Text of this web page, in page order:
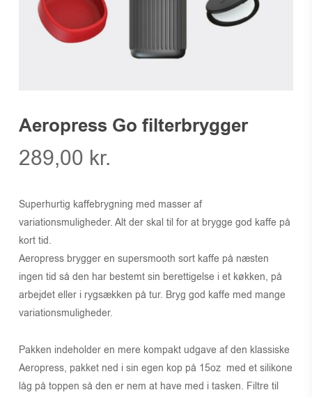
Aeropress Go filterbrygger
289,00 kr.
Superhurtig kaffebrygning med masser af
variationsmuligheder. Alt der skal til for at brygge god kaffe på
kort tid.
Aeropress brygger en supersmooth sort kaffe på næsten
ingen tid så den har bestemt sin berettigelse i et køkken, på
arbejdet eller i rygsækken på tur. Bryg god kaffe med mange
variationsmuligheder.
Pakken indeholder en mere kompakt udgave af den klassiske
Aeropress, pakket ned i sin egen kop på 15oz med et silikone
låg på toppen så den er nem at have med i tasken. Filtre til